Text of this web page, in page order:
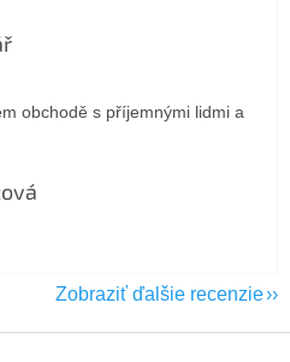
je 5 z 5 hviezdičiek.
obchodě s příjemnými lidmi a
je 5 z 5 hviezdičiek.
Zobraziť ďalšie recenzie